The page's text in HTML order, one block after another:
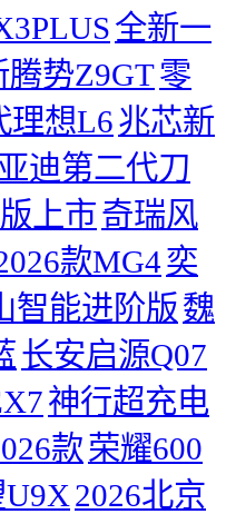
全新一
腾势Z9GT零
理想L6兆芯新
迪第二代刀
上市奇瑞风
款MG4奕
智能进阶版魏
长安启源Q07
神行超充电
款荣耀600
2026北京